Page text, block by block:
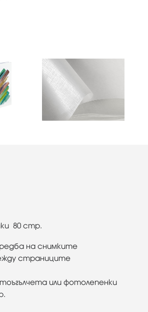
80 стр.
на снимките
страниците
или фотолепенки